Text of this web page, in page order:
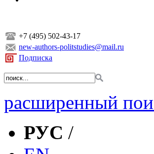
+7 (495) 502-43-17
new-authors-politstudies@mail.ru
Подписка
расширенный
РУС /